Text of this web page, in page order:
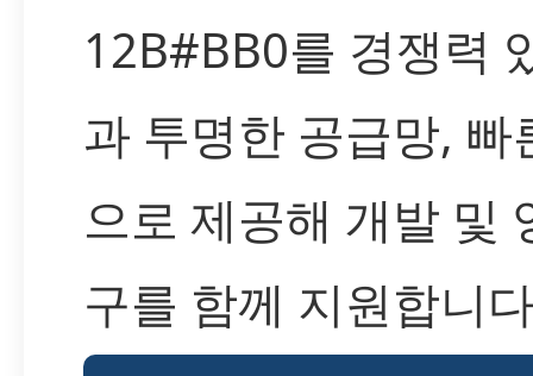
12B#BB0를 경쟁력
과 투명한 공급망, 빠
으로 제공해 개발 및
구를 함께 지원합니